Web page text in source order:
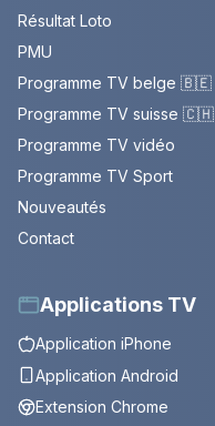
Résultat Loto
PMU
Programme TV belge 🇧🇪
Programme TV suisse 🇨🇭
Programme TV vidéo
Programme TV Sport
Nouveautés
Contact
Applications TV
Application iPhone
Application Android
Extension Chrome